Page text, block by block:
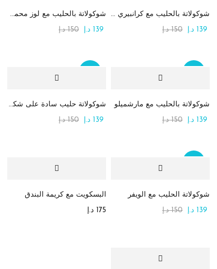
شوكولاتة بالحليب مع كرانبيري (توت بري)
150 د.إ 139 د.إ
شوكولاتة بالحليب مع لوز محمص كامل
150 د.إ 139 د.إ
شوكولاتة بالحليب مع مارشميلو
150 د.إ 139 د.إ
شوكولاتة حليب سادة على شكل زهرة
150 د.إ 139 د.إ
شوكولاتة الحليب مع الويفر
150 د.إ 139 د.إ
البسكويت مع كريمة البندق
175 د.إ